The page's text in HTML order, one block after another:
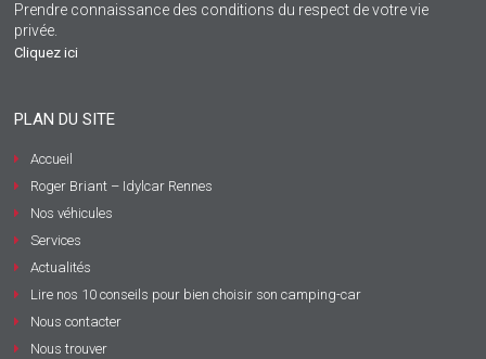
Prendre connaissance des conditions du respect de votre vie
privée.
Cliquez ici
PLAN DU SITE
Accueil
Roger Briant – Idylcar Rennes
Nos véhicules
Services
Actualités
Lire nos 10 conseils pour bien choisir son camping-car
Nous contacter
Nous trouver